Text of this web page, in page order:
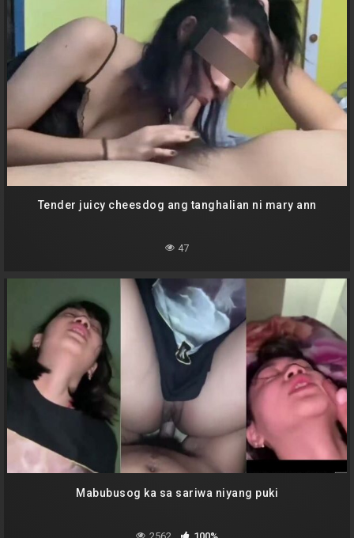
Tender juicy cheesdog ang tanghalian ni mary ann
47
Mabubusog ka sa sariwa niyang puki